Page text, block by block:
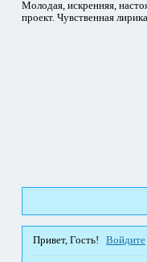
Молодая, искренняя,
проект. Чувственная
Привет, Гость! Войдите